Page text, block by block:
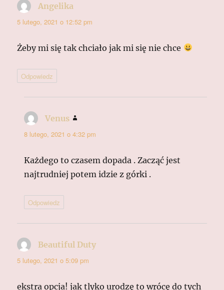
Angelika
5 lutego, 2021 o 12:52 pm
Żeby mi się tak chciało jak mi się nie chce
Odpowiedz
Venus
8 lutego, 2021 o 4:32 pm
Każdego to czasem dopada . Zacząć jest
najtrudniej potem idzie z górki .
Odpowiedz
Beautiful Duty
5 lutego, 2021 o 5:09 pm
ekstra opcja! jak tlyko urodzę to wrócę do tych